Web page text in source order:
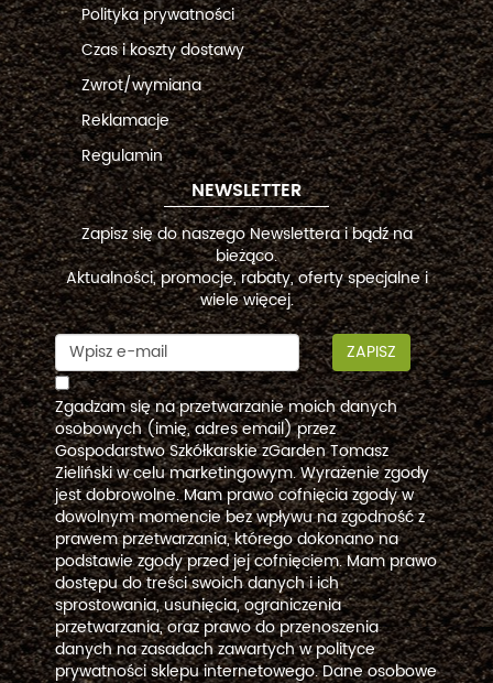
Polityka prywatności
Czas i koszty dostawy
Zwrot/wymiana
Reklamacje
Regulamin
NEWSLETTER
Zapisz się do naszego Newslettera i bądź na
bieżąco.
Aktualności, promocje, rabaty, oferty specjalne i
wiele więcej.
ZAPISZ
Zgadzam się na przetwarzanie moich danych
osobowych (imię, adres email) przez
Gospodarstwo Szkółkarskie zGarden Tomasz
Zieliński w celu marketingowym. Wyrażenie zgody
jest dobrowolne. Mam prawo cofnięcia zgody w
dowolnym momencie bez wpływu na zgodność z
prawem przetwarzania, którego dokonano na
podstawie zgody przed jej cofnięciem. Mam prawo
dostępu do treści swoich danych i ich
sprostowania, usunięcia, ograniczenia
przetwarzania, oraz prawo do przenoszenia
danych na zasadach zawartych w polityce
prywatności sklepu internetowego. Dane osobowe